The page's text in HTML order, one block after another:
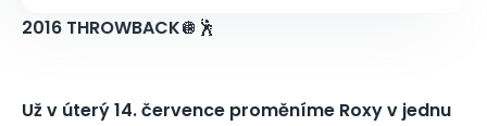
2016 THROWBACK🪩🕺
Už v úterý 14. července proměníme Roxy v jednu